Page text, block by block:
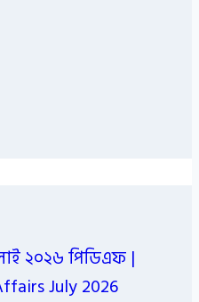
২০২৬ পিডিএফ |
July 2026